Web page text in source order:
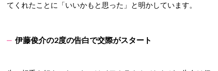
てくれたことに「いいかもと思った」と明かしています。
伊藤俊介の2度の告白で交際がスタート